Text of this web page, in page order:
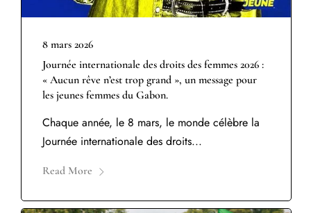
8 mars 2026
Journée internationale des droits des femmes 2026 :
« Aucun rêve n’est trop grand », un message pour
les jeunes femmes du Gabon.
Chaque année, le 8 mars, le monde célèbre la
Journée internationale des droits...
Read More